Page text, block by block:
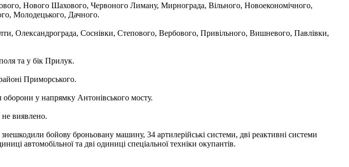
Нового Шахового, Червоного Лиману, Мирнограда, Вільного, Новоекономічного,
Молодецького, Дачного.
Олександрограда, Соснівки, Степового, Вербового, Привільного, Вишневого, Павлівки,
та у бік Прилук.
Приморського.
у напрямку Антонівського мосту.
виявлено.
бойову броньовану машину, 34 артилерійські системи, дві реактивні системи
автомобільної та дві одиниці спеціальної техніки окупантів.